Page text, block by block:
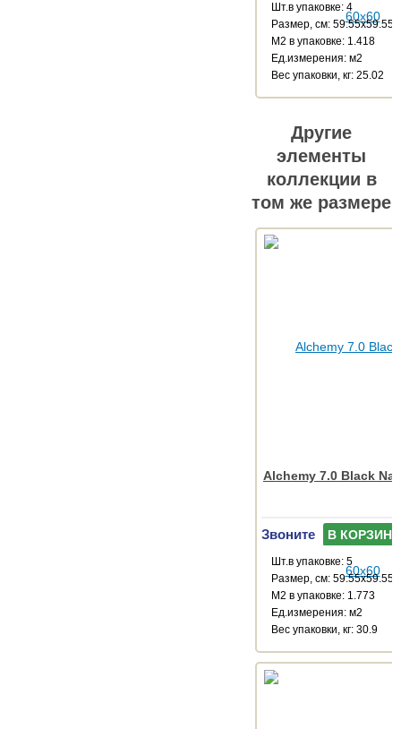
Шт.в упаковке: 4
Размер, см: 59.55x59.55
М2 в упаковке: 1.418
Ед.измерения: м2
Веc упаковки, кг: 25.02
Другие
элементы
коллекции в
том же размере
Alchemy 7.0 Black
Звоните В КОРЗИНУ
Шт.в упаковке: 5
Размер, см: 59.55x59.55
М2 в упаковке: 1.773
Ед.измерения: м2
Веc упаковки, кг: 30.9